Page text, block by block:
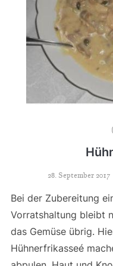
28. September 2017
Bei der Zubereitung
Vorratshaltung bleibt
das Gemüse übrig.
Hühnerfrikasseé